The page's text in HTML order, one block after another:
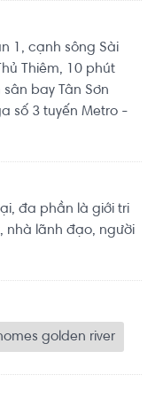
1, cạnh sông Sài
Thiêm, 10 phút
bay Tân Sơn
số 3 tuyến Metro -
đa phần là giới tri
nhà lãnh đạo, người
golden river